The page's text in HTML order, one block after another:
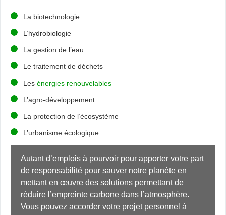
La biotechnologie
L’hydrobiologie
La gestion de l’eau
Le traitement de déchets
Les énergies renouvelables
L’agro-développement
La protection de l’écosystème
L’urbanisme écologique
Autant d’emplois à pourvoir pour apporter votre part
de responsabilité pour sauver notre planète en
mettant en œuvre des solutions permettant de
réduire l’empreinte carbone dans l’atmosphère.
Vous pouvez accorder votre projet personnel à